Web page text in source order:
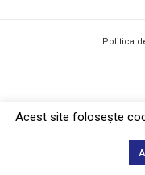
Politica
Acest site foloseşte